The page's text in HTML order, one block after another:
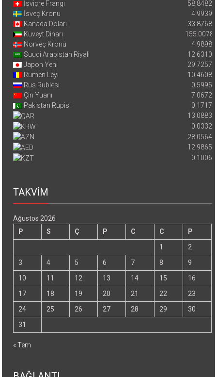
İsviçre Frangı
58.8482
İsveç Kronu
4.9939
Kanada Doları
33.8768
Kuveyt Dinarı
155.0078
Norveç Kronu
4.9898
Suudi Arabistan Riyali
12.6310
Japon Yeni
29.7257
Rumen Leyi
10.4608
Rus Rublesi
0.5995
Çin Yuanı
7.0672
Pakistan Rupisi
0.1717
13.0883
0.0332
28.0564
12.9865
0.1006
TAKVİM
Ağustos 2026
P
S Ç P C C
P
1
2
3
4 5 6 7 8
9
10
11 12 13 14 15
16
17
18 19 20 21 22
23
24
25 26 27 28 29
30
31
« Tem